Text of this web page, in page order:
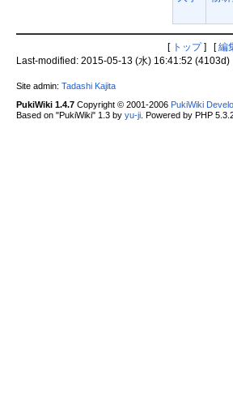
[ トップ] [編
Last-modified: 2015-05-13 (水) 16:41:52 (4103d)
Site admin: Tadashi Kajita
PukiWiki 1.4.7Copyright © 2001-2006 PukiWiki
Based on "PukiWiki" 1.3 by yu-ji. Powered by PHP